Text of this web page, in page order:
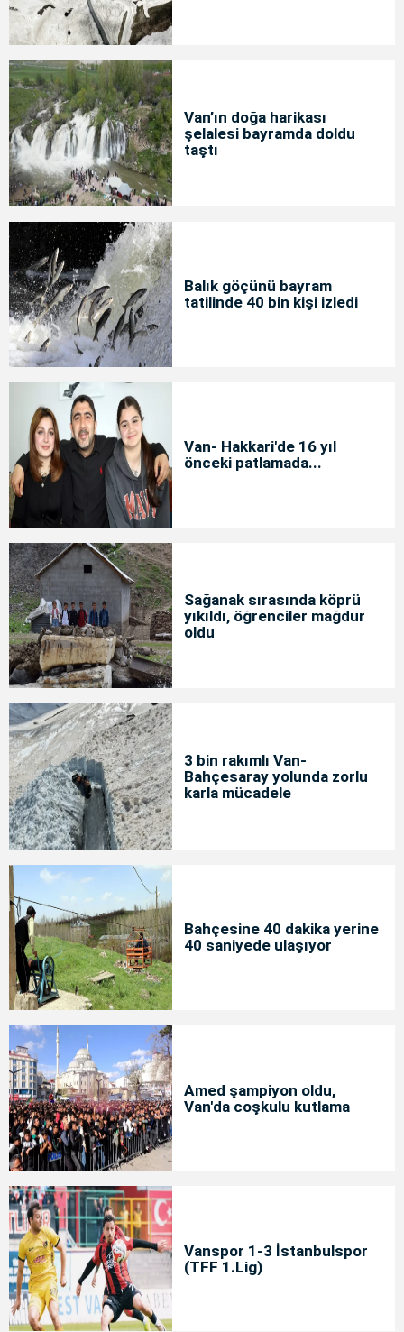
Van’ın doğa harikası
şelalesi bayramda doldu
taştı
Balık göçünü bayram
tatilinde 40 bin kişi izledi
Van- Hakkari'de 16 yıl
önceki patlamada...
Sağanak sırasında köprü
yıkıldı, öğrenciler mağdur
oldu
3 bin rakımlı Van-
Bahçesaray yolunda zorlu
karla mücadele
Bahçesine 40 dakika yerine
40 saniyede ulaşıyor
Amed şampiyon oldu,
Van'da coşkulu kutlama
Vanspor 1-3 İstanbulspor
(TFF 1.Lig)